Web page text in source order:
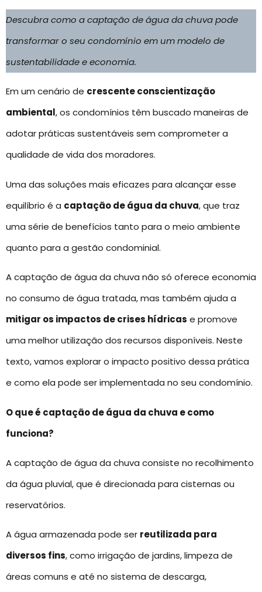
Descubra como a captação de água da chuva pode
transformar o seu condomínio em um modelo de
sustentabilidade e economia.
Em um cenário de crescente conscientização
ambiental, os condomínios têm buscado maneiras de
adotar práticas sustentáveis sem comprometer a
qualidade de vida dos moradores.
Uma das soluções mais eficazes para alcançar esse
equilíbrio é a captação de água da chuva, que traz
uma série de benefícios tanto para o meio ambiente
quanto para a gestão condominial.
A captação de água da chuva não só oferece economia
no consumo de água tratada, mas também ajuda a
mitigar os impactos de crises hídricas e promove
uma melhor utilização dos recursos disponíveis. Neste
texto, vamos explorar o impacto positivo dessa prática
e como ela pode ser implementada no seu condomínio.
O que é captação de água da chuva e como
funciona?
A captação de água da chuva consiste no recolhimento
da água pluvial, que é direcionada para cisternas ou
reservatórios.
A água armazenada pode ser reutilizada para
diversos fins, como irrigação de jardins, limpeza de
áreas comuns e até no sistema de descarga,